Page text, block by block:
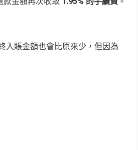
入賬金額也會比原來少，但因為